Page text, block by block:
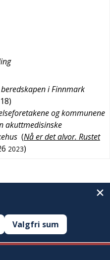
i Finnmark
)
og kommunene
akuttmedisinske
(Nå er det alvor. Rustet
2023)
Valgfri sum